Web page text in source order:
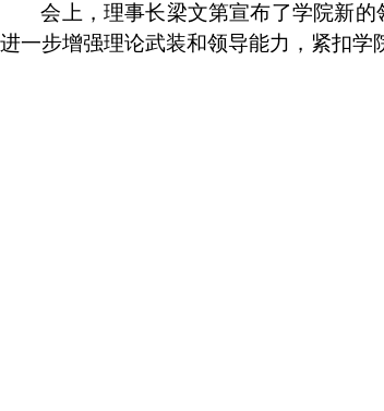
会上，理事长梁文第宣布了学院新
进一步增强理论武装和领导能力，紧扣学